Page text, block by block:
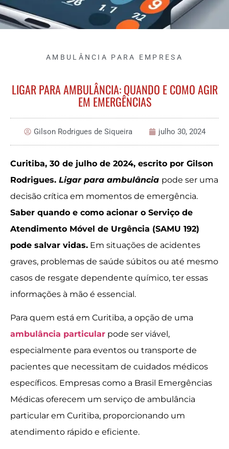
AMBULÂNCIA PARA EMPRESA
LIGAR PARA AMBULÂNCIA: QUANDO E COMO AGIR
EM EMERGÊNCIAS
Gilson Rodrigues de Siqueira julho 30, 2024
Curitiba, 30 de julho de 2024, escrito por Gilson
Rodrigues. Ligar para ambulância pode ser uma
decisão crítica em momentos de emergência.
Saber quando e como acionar o Serviço de
Atendimento Móvel de Urgência (SAMU 192)
pode salvar vidas. Em situações de acidentes
graves, problemas de saúde súbitos ou até mesmo
casos de resgate dependente químico, ter essas
informações à mão é essencial.
Para quem está em Curitiba, a opção de uma
ambulância particular pode ser viável,
especialmente para eventos ou transporte de
pacientes que necessitam de cuidados médicos
específicos. Empresas como a Brasil Emergências
Médicas oferecem um serviço de ambulância
particular em Curitiba, proporcionando um
atendimento rápido e eficiente.